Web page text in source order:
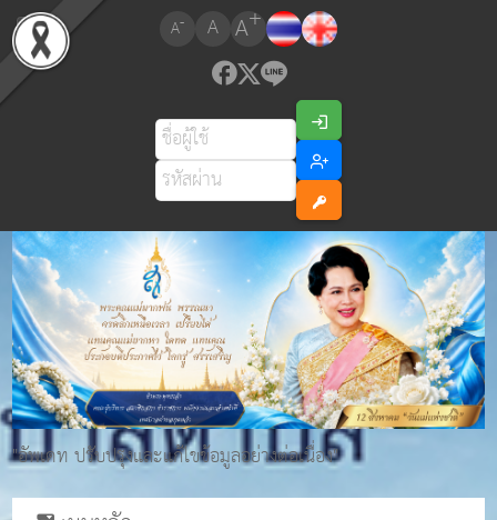
A- A A+
"อัพเดท ปรับปรุงและแก้ไขข้อมูลอย่างต่อเนื่อง"